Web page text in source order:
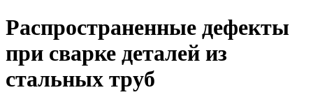
Распространенные дефекты
при сварке деталей из
стальных труб